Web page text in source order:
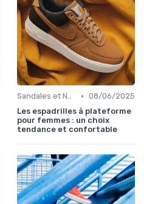
Sandales et Nu-pieds • 08/06/2025
Les espadrilles à plateforme
pour femmes : un choix
tendance et confortable